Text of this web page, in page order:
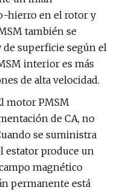
hierro en el rotor y
también se
superficie según el
interior es más
de alta velocidad.
motor PMSM
de CA, no
se suministra
estator produce un
magnético
permanente está